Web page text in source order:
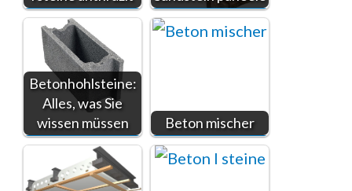
Betonhohlsteine:
Alles, was Sie
wissen müssen
Beton mischer